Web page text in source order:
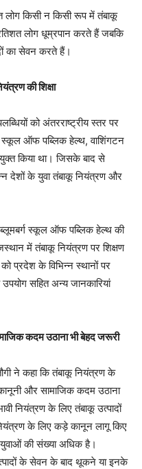
लोग किसी न किसी रूप में तंबाकू
लोग धूम्रपान करते हैं जबकि
का सेवन करते हैं।
की शिक्षा
को अंतरराष्ट्रीय स्तर पर
स्कूल ऑफ पब्लिक हेल्थ, वाशिंगटन
किया था। जिसके बाद से
देशों के युवा तंबाकू नियंत्रण और
ब्लूमबर्ग स्कूल ऑफ पब्लिक हेल्थ की
में तंबाकू नियंत्रण पर शिक्षण
प्रदेश के विभिन्न स्थानों पर
सहित अन्य जानकारियां
कदम उठाना भी बेहद जरूरी
ने कहा कि तंबाकू नियंत्रण के
और सामाजिक कदम उठाना
नियंत्रण के लिए तंबाकू उत्पादों
के लिए कड़े कानून लागू किए
की संख्या अधिक है।
के सेवन के बाद थूकने या इनके